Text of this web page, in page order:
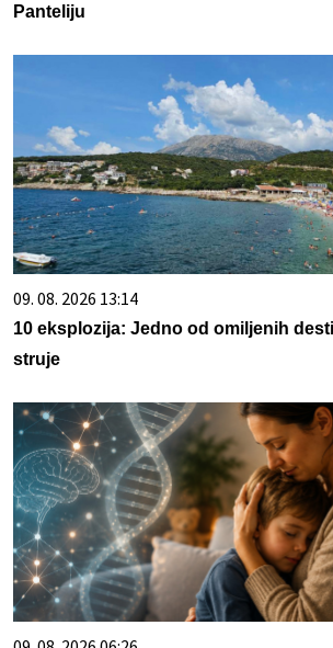
Panteliju
09. 08. 2026 13:14
10 eksplozija: Jedno od omiljenih
struje